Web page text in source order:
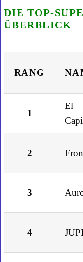
DIE TOP-
ÜBERBLICK
RANG
1
El
2
3
4